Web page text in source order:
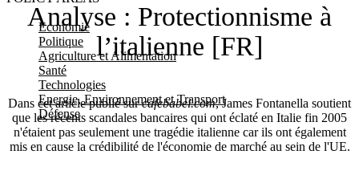
Economie
Politique
Agriculture et Alimentation
Santé
Technologies
Energie, Environnement et Transport
Défense
Analyse : Protectionnisme à
l’italienne [FR]
Dans cet article publié surcafebabel.com, James Fontanella soutient
que les récents scandales bancaires qui ont éclaté en Italie fin 2005
n'étaient pas seulement une tragédie italienne car ils ont également
mis en cause la crédibilité de l'économie de marché au sein de l'UE.